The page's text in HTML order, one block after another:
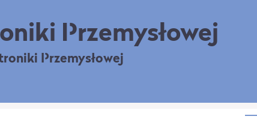
Przemysłowej
Przemysłowej